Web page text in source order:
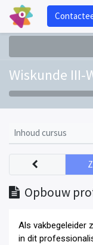
Wiskunde III-
Inhoud cursus
Opbouw
Als vakbegeleider
in dit